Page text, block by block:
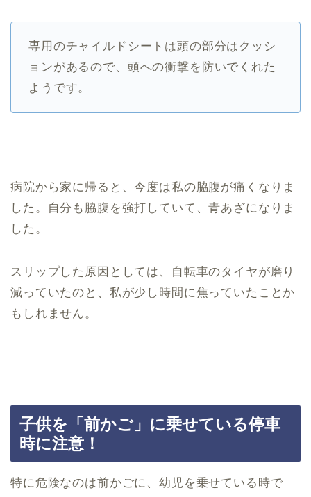
専用のチャイルドシートは頭の部分はクッシ
ョンがあるので、頭への衝撃を防いでくれた
ようです。
病院から家に帰ると、今度は私の脇腹が痛くなりま
した。自分も脇腹を強打していて、青あざになりま
した。
スリップした原因としては、自転車のタイヤが磨り
減っていたのと、私が少し時間に焦っていたことか
もしれません。
子供を「前かご」に乗せている停車
時に注意！
特に危険なのは前かごに、幼児を乗せている時で